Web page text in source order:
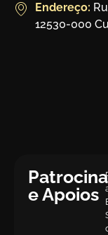
Endereço:
12530-000
e Apoios